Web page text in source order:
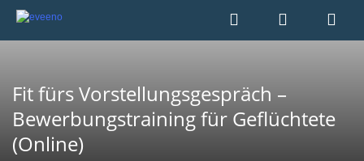
Fit fürs Vorstellungsgespräch –
Bewerbungstraining für Geflüchtete
(Online)